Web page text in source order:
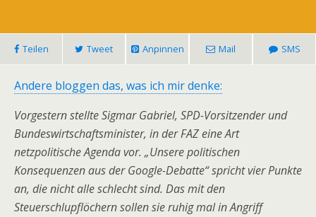
Teilen Tweet Anpinnen Mail SMS
Andere bloggen das, was ich mir denke:
Vorgestern stellte Sigmar Gabriel, SPD-Vorsitzender und
Bundeswirtschaftsminister, in der FAZ eine Art
netzpolitische Agenda vor. „Unsere politischen
Konsequenzen aus der Google-Debatte“ spricht vier Punkte
an, die nicht alle schlecht sind. Das mit den
Steuerschlupflöchern sollen sie ruhig mal in Angriff